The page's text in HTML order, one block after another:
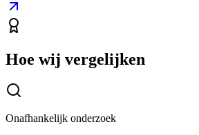
Hoe wij vergelijken
Onafhankelijk onderzoek